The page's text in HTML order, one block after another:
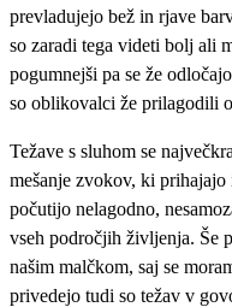
prevladujejo bež in rjave
so zaradi tega videti bolj ali
pogumnejši pa se že
so oblikovalci že prilagodili
Težave s sluhom se
mešanje zvokov, ki
počutijo nelagodno,
vseh področjih življenja. Še
našim malčkom, saj se
privedejo tudi so težav v